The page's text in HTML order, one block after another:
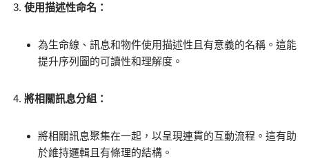
使用描述性命名：
為生命線、訊息和物件使用描述性且有意義的名稱。這能
提升序列圖的可讀性和理解度。
將相關訊息分組：
將相關訊息聚集在一起，以呈現連貫的互動流程。這有助
於維持邏輯且有條理的結構。